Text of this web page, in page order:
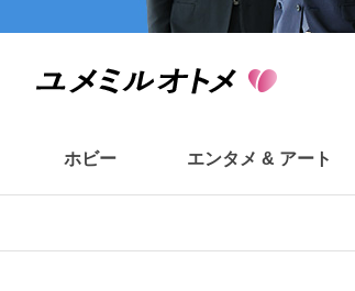
ホビー エンタメ & アート